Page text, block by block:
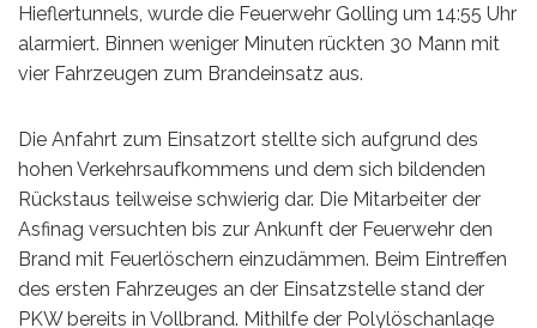
Hieflertunnels, wurde die Feuerwehr Golling um 14:55 Uhr
alarmiert. Binnen weniger Minuten rückten 30 Mann mit
vier Fahrzeugen zum Brandeinsatz aus.
Die Anfahrt zum Einsatzort stellte sich aufgrund des
hohen Verkehrsaufkommens und dem sich bildenden
Rückstaus teilweise schwierig dar. Die Mitarbeiter der
Asfinag versuchten bis zur Ankunft der Feuerwehr den
Brand mit Feuerlöschern einzudämmen. Beim Eintreffen
des ersten Fahrzeuges an der Einsatzstelle stand der
PKW bereits in Vollbrand. Mithilfe der Polylöschanlage